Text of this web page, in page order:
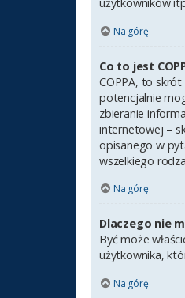
użytkowników
Na górę
Co to jest
COPPA, to
potencjalnie
zbieranie
internetowej –
opisanego w
wszelkiego
Na górę
Dlaczego nie
Być może
użytkownika,
Na górę